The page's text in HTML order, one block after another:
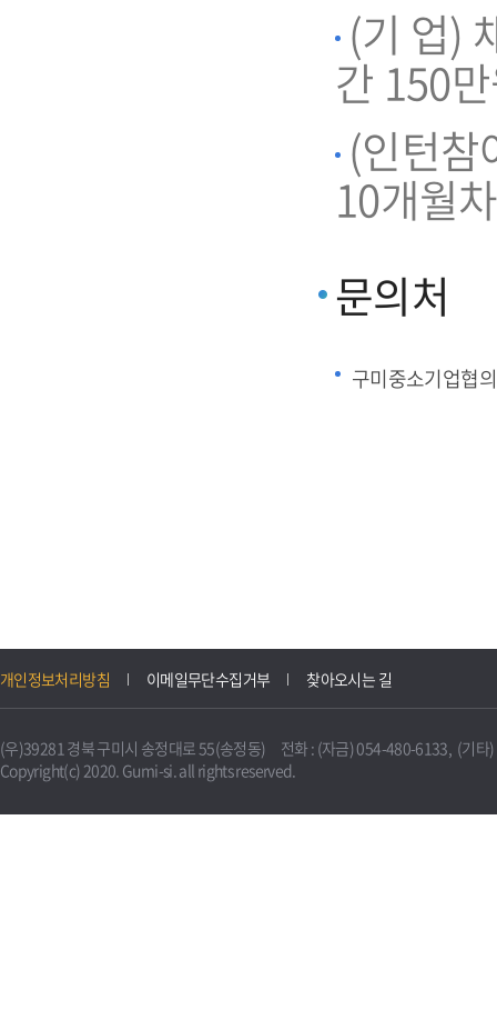
(기 업)
간 150
(인턴참
10개월
문의처
구미중소기업협
개인정보처리방침 이메일무단수집거부 찾아오시는 길
(우)39281 경북 구미시 송정대로 55(송정동) 전화 : (자금) 054-480-6133, (기타
Copyright(c) 2020. Gumi-si. all rights reserved.